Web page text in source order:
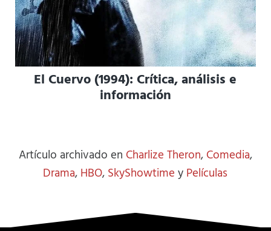
El Cuervo (1994): Crítica, análisis e
información
Artículo archivado en Charlize Theron, Comedia,
Drama, HBO, SkyShowtime y Películas